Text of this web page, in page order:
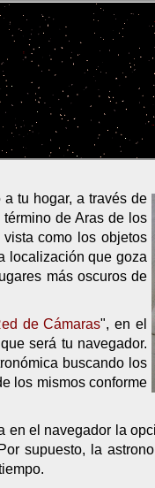
tu hogar, a través de
de Aras de los
como los objetos
localización que goza
más oscuros de
de Cámaras", en el
será tu navegador.
buscando los
los mismos conforme
en el navegador la
supuesto, la